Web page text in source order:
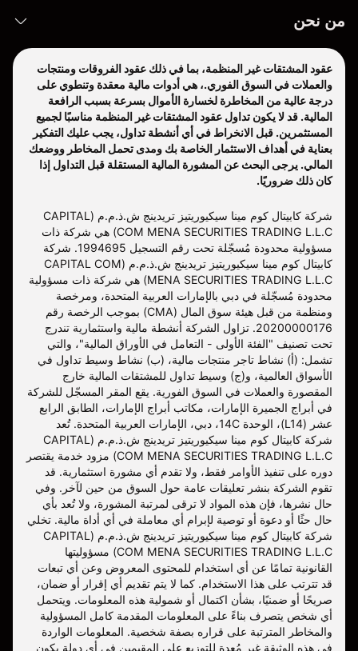
من نحن
عقود المشتقات غير المنظمة، بما في ذلك عقود الفروقات ومنتجات
والعملات في السوق الفوري.، هي أدوات مالية معقدة وتنطوي على
درجة عالية من المخاطرة لخسارة الأموال بسرعة بسبب الرافعة
المالية. قد لا يكون تداول عقود المشتقات غير المنظمة مناسبًا لجميع
المستثمرين. قبل الانخراط في أي أنشطة تداول، يجب عليك التفكير
بعناية في أهداف الاستثمار الخاصة بك ومدى تحمل المخاطر ووضعك
المالي. يرجى البحث عن المشورة المالية المستقلة قبل التداول إذا
كان ذلك ضروريًا.
شركة كابيتال كوم مينا سيكيوريتيز تريدينج ش.ذ.م.م (CAPITAL
COM MENA SECURITIES TRADING L.L.C) هي شركة ذات
مسؤولية محدودة مُسجّلة تحت رقم التسجيل 1994695. شركة
كابيتال كوم مينا سيكيوريتيز تريدينج ش.ذ.م.م (CAPITAL COM
MENA SECURITIES TRADING L.L.C) هي شركة ذات مسؤولية
محدودة مُسجّلة في دبي بالإمارات العربية المتحدة، ومرخصة
ومنظمة من قبل هيئة سوق المال (CMA) بموجب الرخصة رقم
20200000176. تزاول الشركة أنشطة مالية واستثمارية تندرج
تحت تصنيف "الفئة الأولى - التعامل في الأوراق المالية"، والتي
تشمل: (أ) نشاط تاجر منتجات مالية، (ب) نشاط وسيط تداول في
الأسواق العالمية، و(ج) وسيط تداول للمشتقات المالية خارج
المقصورة والعملات في السوق الفورية. يقع المقر المسجّل للشركة
في أبراج الجميرة الإمارات، مكاتب أبراج الإمارات، الطابق الرابع
عشر (L14)، الوحدة 14C، دبي، الإمارات العربية المتحدة. تُعد
شركة كابيتال كوم مينا سيكيوريتيز تريدينج ش.ذ.م.م (CAPITAL
COM MENA SECURITIES TRADING L.L.C) مزود خدمة يقتصر
دوره على تنفيذ الأوامر فقط، ولا تقدم أي مشورة استثمارية. قد
تقوم الشركة بنشر تعليقات عامة حول السوق من حين لآخر. وفي
حال نشرها، فإن هذه المواد لا ترقى لمرتبة المشورة، ولا تُعد بأي
حال حثًا أو دعوة أو توصية لإبرام أي معاملة في أي أداة مالية. تخلي
شركة كابيتال كوم مينا سيكيوريتيز تريدينج ش.ذ.م.م (CAPITAL
COM MENA SECURITIES TRADING L.L.C) مسؤوليتها
القانونية تمامًا عن أي استخدام للمحتوى المعروض وعن أي تبعات
قد تترتب على هذا الاستخدام. كما لا يتم تقديم أي إقرار أو ضمان،
صريحًا أو ضمنيًا، بشأن اكتمال أو شمولية هذه المعلومات. ويتحمل
أي شخص يتصرف بناءً على المعلومات المقدمة كامل المسؤولية
والمخاطر المترتبة على قراره بصفة شخصية. المعلومات الواردة
في هذه الوثيقة غير مُعدة للتوزيع على المقيمين في أي دولة يكون